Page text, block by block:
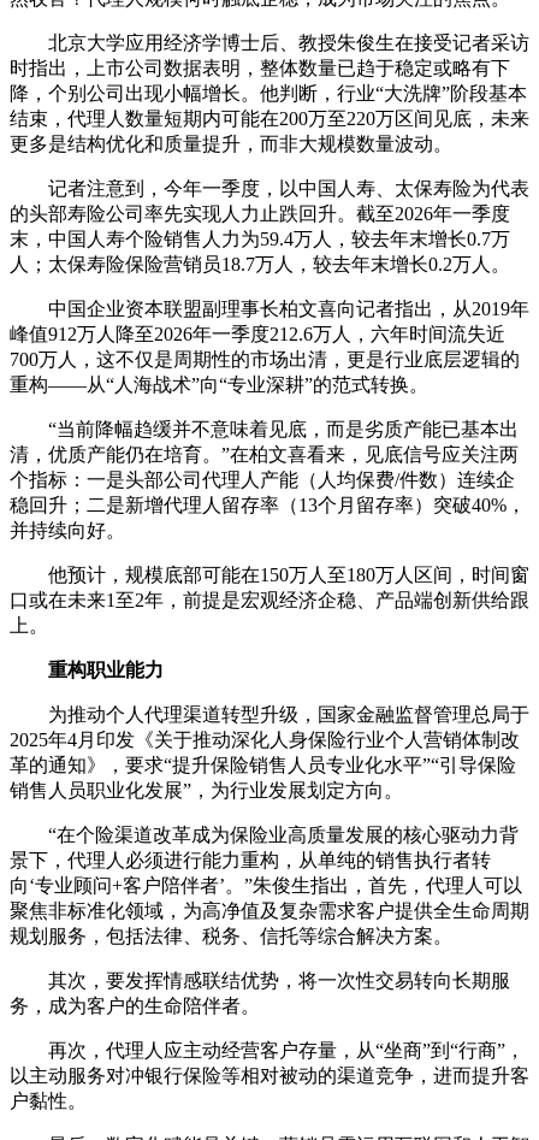
北京大学应用经济学博士后、教授朱俊生在接受记者采访
时指出，上市公司数据表明，整体数量已趋于稳定或略有下
降，个别公司出现小幅增长。他判断，行业“大洗牌”阶段基本
结束，代理人数量短期内可能在200万至220万区间见底，未来
更多是结构优化和质量提升，而非大规模数量波动。
记者注意到，今年一季度，以中国人寿、太保寿险为代表
的头部寿险公司率先实现人力止跌回升。截至2026年一季度
末，中国人寿个险销售人力为59.4万人，较去年末增长0.7万
人；太保寿险保险营销员18.7万人，较去年末增长0.2万人。
中国企业资本联盟副理事长柏文喜向记者指出，从2019年
峰值912万人降至2026年一季度212.6万人，六年时间流失近
700万人，这不仅是周期性的市场出清，更是行业底层逻辑的
重构——从“人海战术”向“专业深耕”的范式转换。
“当前降幅趋缓并不意味着见底，而是劣质产能已基本出
清，优质产能仍在培育。”在柏文喜看来，见底信号应关注两
个指标：一是头部公司代理人产能（人均保费/件数）连续企
稳回升；二是新增代理人留存率（13个月留存率）突破40%，
并持续向好。
他预计，规模底部可能在150万人至180万人区间，时间窗
口或在未来1至2年，前提是宏观经济企稳、产品端创新供给跟
上。
重构职业能力
为推动个人代理渠道转型升级，国家金融监督管理总局于
2025年4月印发《关于推动深化人身保险行业个人营销体制改
革的通知》，要求“提升保险销售人员专业化水平”“引导保险
销售人员职业化发展”，为行业发展划定方向。
“在个险渠道改革成为保险业高质量发展的核心驱动力背
景下，代理人必须进行能力重构，从单纯的销售执行者转
向‘专业顾问+客户陪伴者’。”朱俊生指出，首先，代理人可以
聚焦非标准化领域，为高净值及复杂需求客户提供全生命周期
规划服务，包括法律、税务、信托等综合解决方案。
其次，要发挥情感联结优势，将一次性交易转向长期服
务，成为客户的生命陪伴者。
再次，代理人应主动经营客户存量，从“坐商”到“行商”，
以主动服务对冲银行保险等相对被动的渠道竞争，进而提升客
户黏性。